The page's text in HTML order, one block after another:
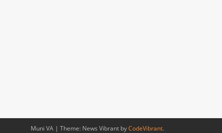
Muni VA | Theme: News Vibrant byCodeVibrant.